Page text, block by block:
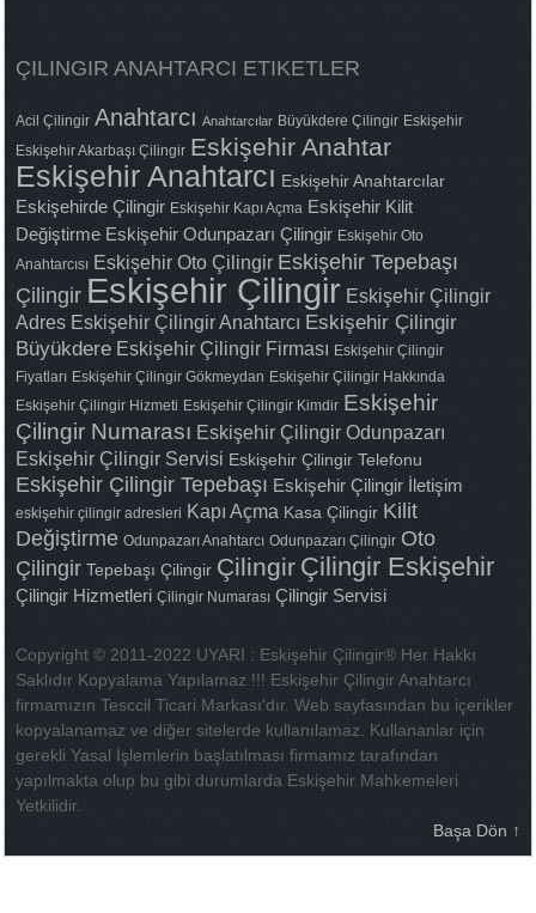
ÇILINGIR ANAHTARCI ETIKETLER
Acil Çilingir Anahtarcı Anahtarcılar Büyükdere Çilingir Eskişehir
Eskişehir Akarbaşı Çilingir Eskişehir Anahtar
Eskişehir Anahtarcı Eskişehir Anahtarcılar
Eskişehirde Çilingir Eskişehir Kapı Açma Eskişehir Kilit
Değiştirme Eskişehir Odunpazarı Çilingir Eskişehir Oto
Anahtarcısı Eskişehir Oto Çilingir Eskişehir Tepebaşı
Çilingir Eskişehir Çilingir Eskişehir Çilingir
Adres Eskişehir Çilingir Anahtarcı Eskişehir Çilingir
Büyükdere Eskişehir Çilingir Firması Eskişehir Çilingir
Fiyatları Eskişehir Çilingir Gökmeydan Eskişehir Çilingir Hakkında
Eskişehir Çilingir Hizmeti Eskişehir Çilingir Kimdir Eskişehir
Çilingir Numarası Eskişehir Çilingir Odunpazarı
Eskişehir Çilingir Servisi Eskişehir Çilingir Telefonu
Eskişehir Çilingir Tepebaşı Eskişehir Çilingir İletişim
eskişehir çilingir adresleri Kapı Açma Kasa Çilingir Kilit
Değiştirme Odunpazarı Anahtarcı Odunpazarı Çilingir Oto
Çilingir Tepebaşı Çilingir Çilingir Çilingir Eskişehir
Çilingir Hizmetleri Çilingir Numarası Çilingir Servisi
Copyright © 2011-2022 UYARI : Eskişehir Çilingir® Her Hakkı
Saklıdır Kopyalama Yapılamaz !!! Eskişehir Çilingir Anahtarcı
firmamızın Tesccil Ticari Markası'dır. Web sayfasından bu içerikler
kopyalanamaz ve diğer sitelerde kullanılamaz. Kullananlar için
gerekli Yasal İşlemlerin başlatılması firmamız tarafından
yapılmakta olup bu gibi durumlarda Eskişehir Mahkemeleri
Yetkilidir.
Başa Dön ↑